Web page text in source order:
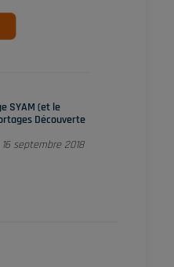
SYAM (et le
Découverte
septembre 2018